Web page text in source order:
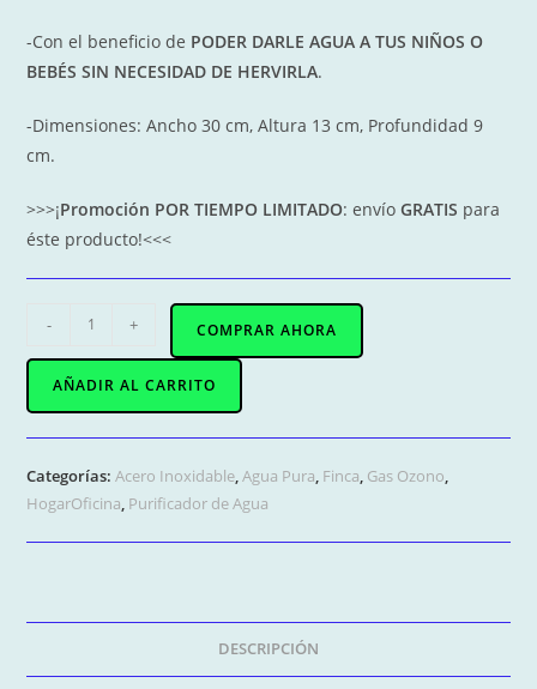
-Con el beneficio de PODER DARLE AGUA A TUS NIÑOS O
BEBÉS SIN NECESIDAD DE HERVIRLA.
-Dimensiones: Ancho 30 cm, Altura 13 cm, Profundidad 9
cm.
>>>¡Promoción POR TIEMPO LIMITADO: envíoGRATIS para
éste producto!<<<
Purificador
(con
Filtro)
de
con
- + COMPRAR AHORA
AÑADIR AL CARRITO
Categorías:Acero Inoxidable,Agua Pura, Finca, Gas Ozono,
HogarOficina, Purificador de Agua
DESCRIPCIÓN